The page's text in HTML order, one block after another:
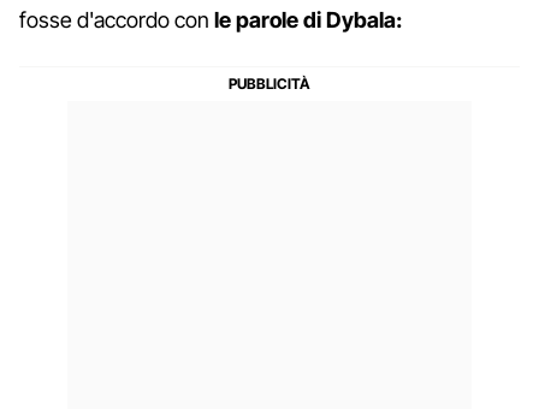
fosse d'accordo con le parole di Dybala: